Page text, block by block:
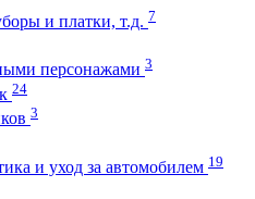
и платки, т.д. 7
персонажами 3
24
3
и уход за автомобилем 19